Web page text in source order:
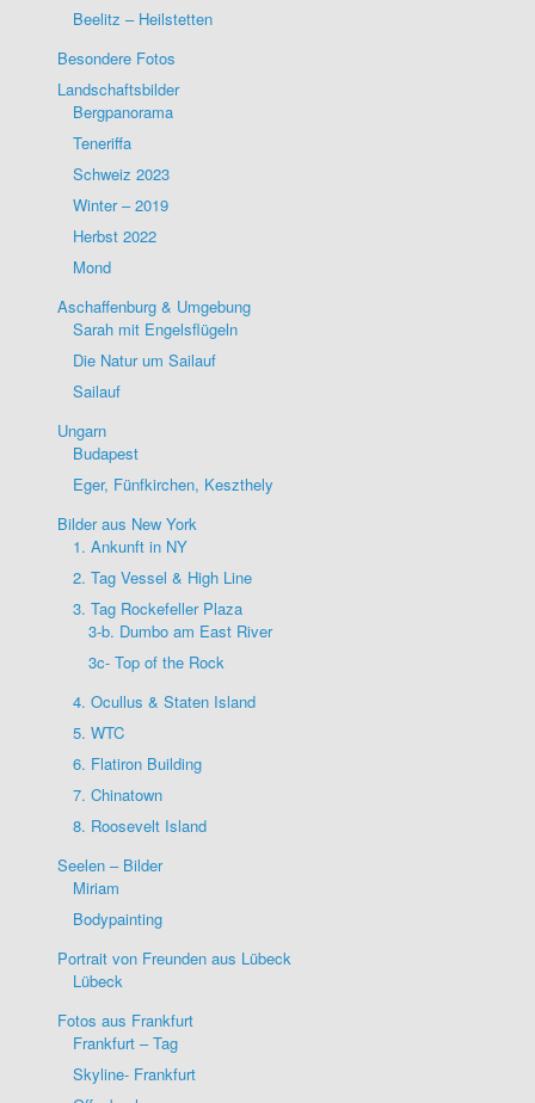
Beelitz – Heilstetten
Besondere Fotos
Landschaftsbilder
Bergpanorama
Teneriffa
Schweiz 2023
Winter – 2019
Herbst 2022
Mond
Aschaffenburg & Umgebung
Sarah mit Engelsflügeln
Die Natur um Sailauf
Sailauf
Ungarn
Budapest
Eger, Fünfkirchen, Keszthely
Bilder aus New York
1. Ankunft in NY
2. Tag Vessel & High Line
3. Tag Rockefeller Plaza
3-b. Dumbo am East River
3c- Top of the Rock
4. Ocullus & Staten Island
5. WTC
6. Flatiron Building
7. Chinatown
8. Roosevelt Island
Seelen – Bilder
Miriam
Bodypainting
Portrait von Freunden aus Lübeck
Lübeck
Fotos aus Frankfurt
Frankfurt – Tag
Skyline- Frankfurt